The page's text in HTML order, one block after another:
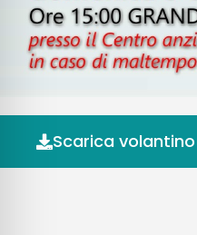
Scarica volantino